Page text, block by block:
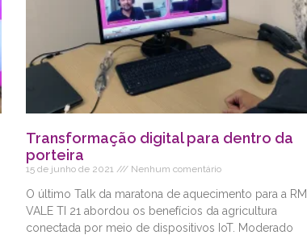
Transformação digital para dentro da
porteira
15 de junho de 2021 Nenhum comentário
O último Talk da maratona de aquecimento para a RM
VALE TI 21 abordou os benefícios da agricultura
conectada por meio de dispositivos IoT. Moderado